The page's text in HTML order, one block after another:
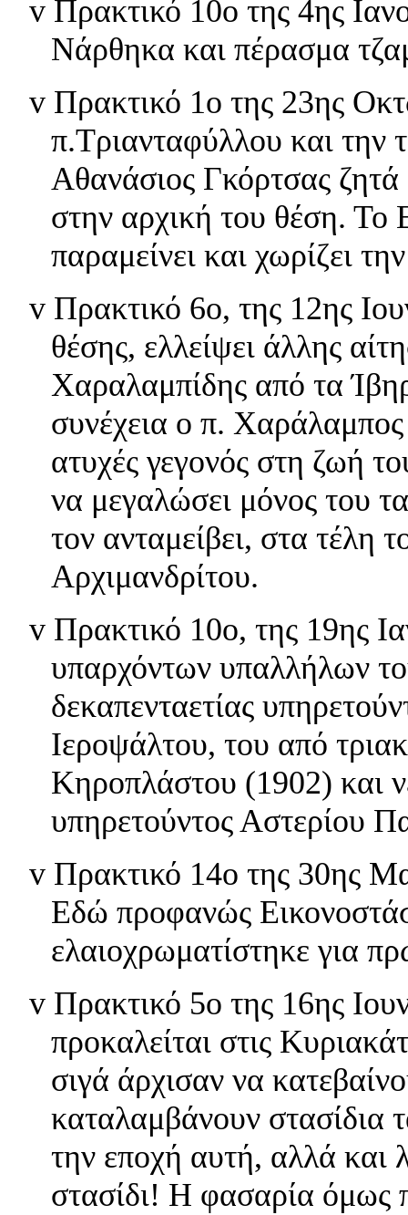
v Πρακτικό 10ο της 4ης
Νάρθηκα και πέρασμα
v Πρακτικό 1ο της 23ης
π.Τριανταφύλλου και την
Αθανάσιος Γκόρτσας ζητά
στην αρχική του θέση. Το
παραμείνει και χωρίζει
v Πρακτικό 6ο, της 12ης
θέσης, ελλείψει άλλης
Χαραλαμπίδης από τα
συνέχεια ο π.
ατυχές γεγονός στη ζωή
να μεγαλώσει μόνος του
τον ανταμείβει, στα τέλη
Αρχιμανδρίτου.
v Πρακτικό 10ο, της 19ης
υπαρχόντων υπαλλήλων
δεκαπενταετίας
Ιεροψάλτου, του από
Κηροπλάστου (1902) και
υπηρετούντος Αστερίου
v Πρακτικό 14ο της 30ης
Εδώ προφανώς
ελαιοχρωματίστηκε για
v Πρακτικό 5ο της 16ης
προκαλείται στις
σιγά άρχισαν να
καταλαμβάνουν στασίδια
την εποχή αυτή, αλλά και
στασίδι! Η φασαρία όμως